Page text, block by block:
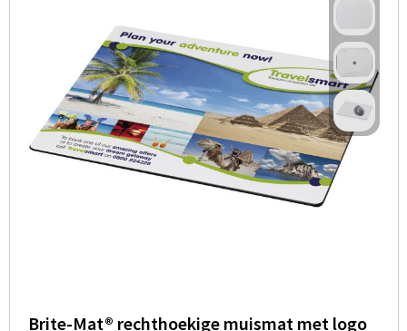
Brite-Mat® rechthoekige muismat met logo